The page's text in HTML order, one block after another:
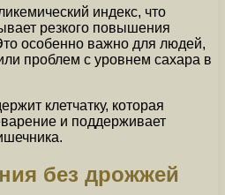
индекс, что
резкого повышения
особенно важно для людей,
проблем с уровнем сахара в
клетчатку, которая
и поддерживает
без дрожжей